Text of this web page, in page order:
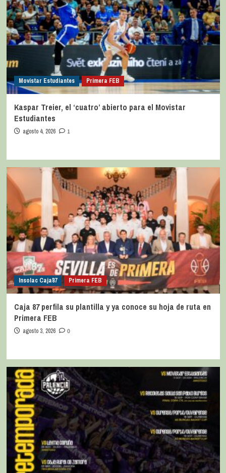
Movistar Estudiantes Primera FEB
Kaspar Treier, el ‘cuatro’ abierto para el Movistar
Estudiantes
agosto 4, 2026 1
Insolac Caja´87 Primera FEB
Caja 87 perfila su plantilla y ya conoce su hoja de ruta en
Primera FEB
agosto 3, 2026 0